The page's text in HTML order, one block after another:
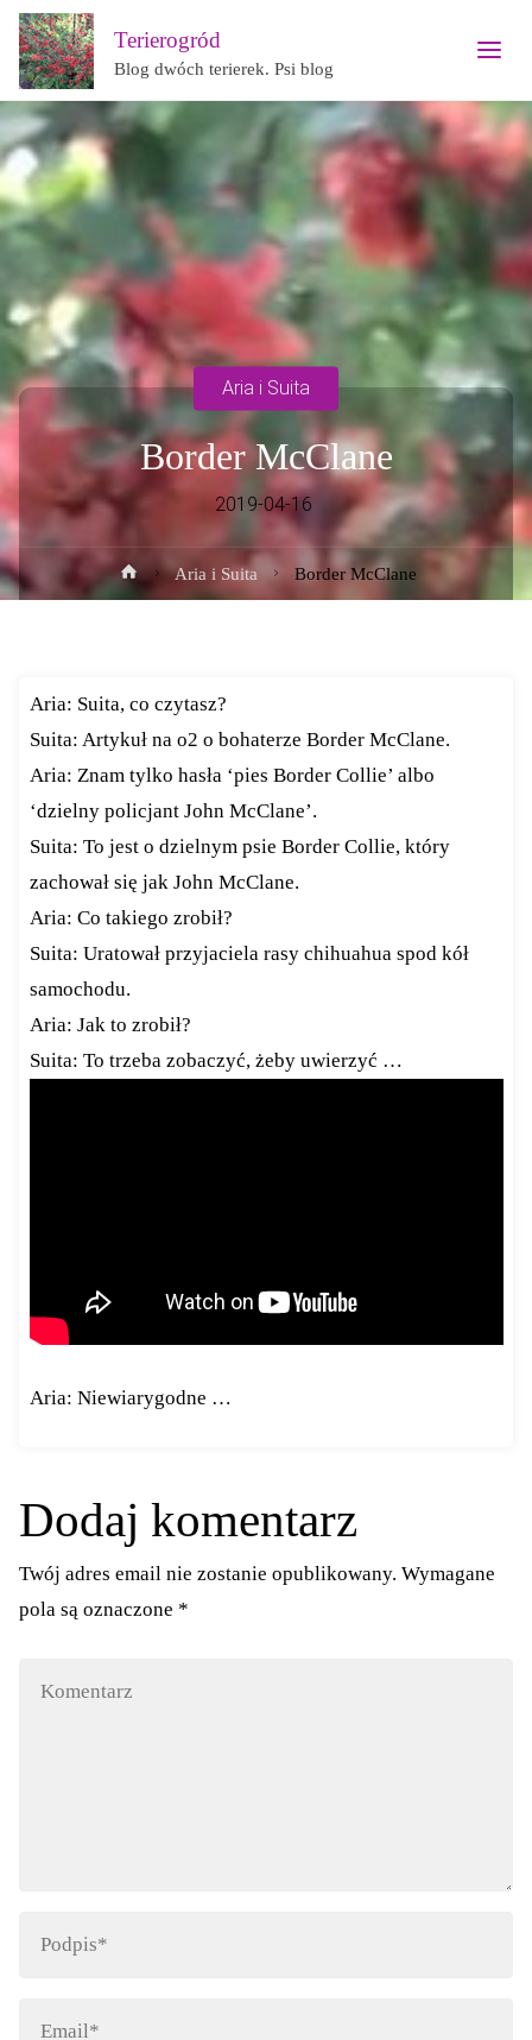
Terierogród
Blog dwóch terierek. Psi blog
Border McClane
2019-04-16
Aria i Suita
Strona
główna
Aria i Suita Border McClane
Aria: Suita, co czytasz?
Suita: Artykuł na o2 o bohaterze Border McClane.
Aria: Znam tylko hasła ‘pies Border Collie’ albo
‘dzielny policjant John McClane’.
Suita: To jest o dzielnym psie Border Collie, który
zachował się jak John McClane.
Aria: Co takiego zrobił?
Suita: Uratował przyjaciela rasy chihuahua spod kół
samochodu.
Aria: Jak to zrobił?
Suita: To trzeba zobaczyć, żeby uwierzyć …
Aria: Niewiarygodne …
Dodaj komentarz
Twój adres email nie zostanie opublikowany. Wymagane
pola są oznaczone *